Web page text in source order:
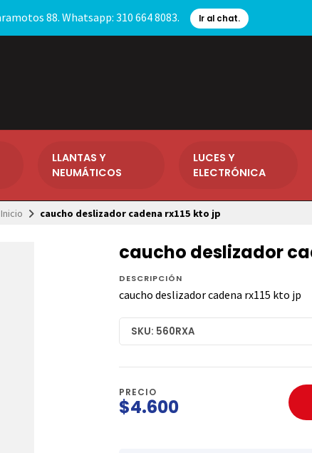
88. Whatsapp: 310 664 8083. Ir al chat.
LLANTAS Y
NEUMÁTICOS
LUCES Y
ELECTRÓNICA
Inicio caucho deslizador cadena rx115 kto jp
caucho deslizador
DESCRIPCIÓN
caucho deslizador cadena rx115 kto jp
SKU: 560RXA
PRECIO
$4.600